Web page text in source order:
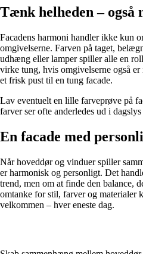
Tænk helheden – også
Facadens harmoni handler ikke kun
omgivelserne. Farven på taget,
udhæng eller lamper spiller alle en
virke tung, hvis omgivelserne også
et frisk pust til en tung facade.
Lav eventuelt en lille farveprøve på
farver ser ofte anderledes ud i
En facade med
Når hoveddør og vinduer spiller
er harmonisk og personligt. Det
trend, men om at finde den balance,
omtanke for stil, farver og materialer
velkommen – hver eneste dag.